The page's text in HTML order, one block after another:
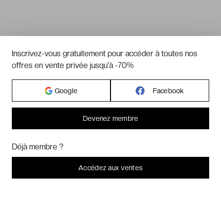
Inscrivez-vous gratuitement pour accéder à toutes nos
offres en vente privée jusqu'à -70%
Google Facebook
Devenez membre
Déjà membre ?
Accédez aux ventes
Marketing? Vous pouvez toujours modifier ou retirer votre
Je refuse C'est bon.